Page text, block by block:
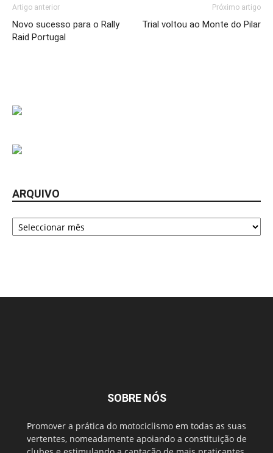
Artigo anterior
Novo sucesso para o Rally
Raid Portugal
Próximo artigo
Trial voltou ao Monte do Pilar
ARQUIVO
Arquivo
SOBRE NÓS
Promover a prática do motociclismo em todas as suas
vertentes, nomeadamente apoiando a constituição de